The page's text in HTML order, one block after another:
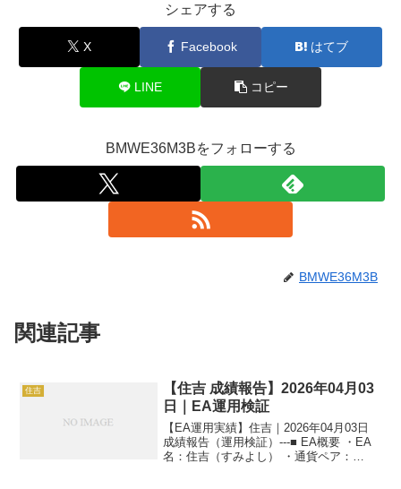
シェアする
X Facebook はてブ
LINE コピー
BMWE36M3Bをフォローする
BMWE36M3B
関連記事
住吉
【住吉 成績報告】2026年04月03
日｜EA運用検証
【EA運用実績】住吉｜2026年04月03日
成績報告（運用検証）---■ EA概要 ・EA
名：住吉（すみよし） ・通貨ペア：